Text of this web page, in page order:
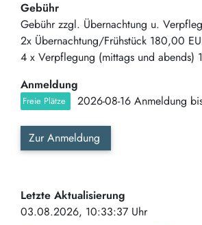
Gebühr
Gebühr zzgl. Übernachtung u.
2x Übernachtung/Frühstück 180,00
4 x Verpflegung (mittags und abends)
Anmeldung
Freie Plätze 2026-08-16 Anmeldung
Zur Anmeldung
Letzte Aktualisierung
03.08.2026, 10:33:37 Uhr